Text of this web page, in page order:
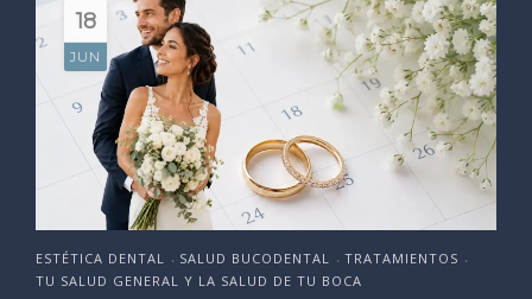
18
JUN
ESTÉTICA DENTAL • SALUD BUCODENTAL • TRATAMIENTOS •
TU SALUD GENERAL Y LA SALUD DE TU BOCA